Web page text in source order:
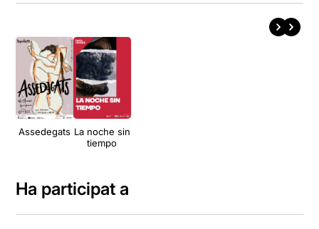
Assedegats La noche sin
tiempo
Ha participat a